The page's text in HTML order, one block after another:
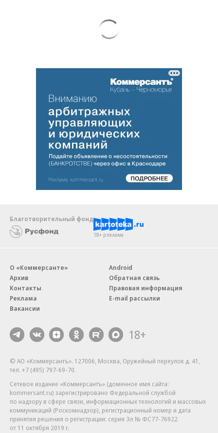
Благотворительный фонд
18+ реклама
О «Коммерсанте»
Архив
Контакты
Реклама
Вакансии
Android
Обратная связь
Правовая информация
E-mail рассылки
18+
© АО «Коммерсантъ». 127006, Москва, Оружейный переулок д. 41,
тел. +7 (495) 797-69-70.
Сетевое издание «Коммерсантъ» (доменное имя сайта:
kommersant.ru) зарегистрировано Федеральной службой
по надзору в сфере связи, информационных технологий и массовых
коммуникаций (Роскомнадзор), регистрационный номер и дата
принятия решения о регистрации: серия Эл № ФС77-76922
от 11 октября 2019 г.